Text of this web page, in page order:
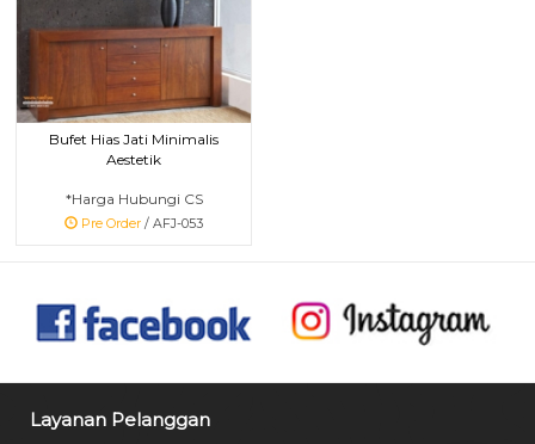
Bufet Hias Jati Minimalis
Aestetik
*Harga Hubungi CS
Pre Order / AFJ-053
Layanan Pelanggan